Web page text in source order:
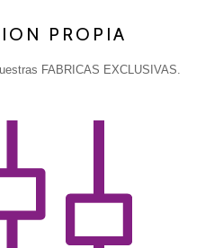
PROPIA
FABRICAS EXCLUSIVAS.